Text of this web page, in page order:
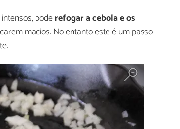
poderefogar a cebola e os
macios. No entanto este é um passo